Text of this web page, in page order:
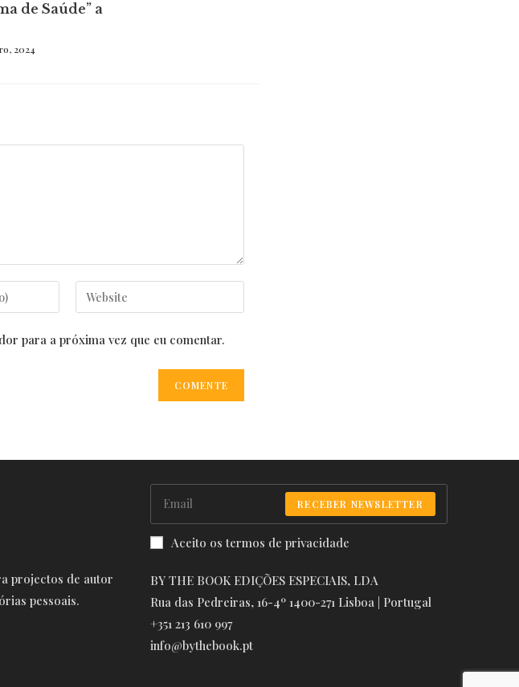
de Saúde” a
2024
Enter
your
website
para a próxima vez que eu comentar.
projectos de autor
pessoais.
RECEBER NEWSLETTER
Aceito os termos de privacidade
BY THE BOOK EDIÇÕES ESPECIAIS, LDA
Rua das Pedreiras, 16-4º 1400-271 Lisboa | Portugal
+351 213 610 997
info@bythebook.pt